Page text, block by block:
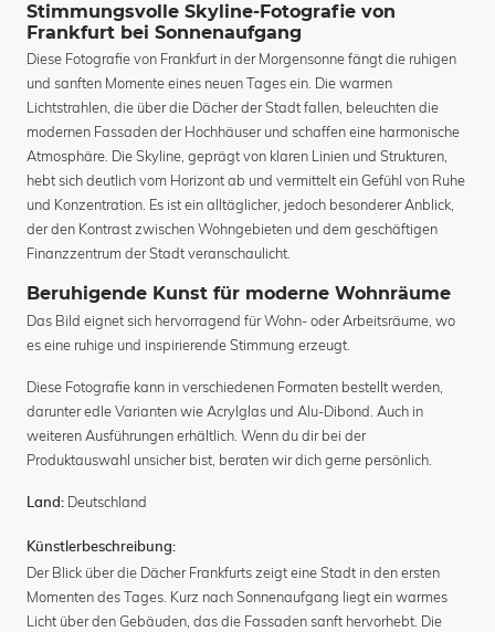
Stimmungsvolle Skyline-Fotografie von
Frankfurt bei Sonnenaufgang
Diese Fotografie von Frankfurt in der Morgensonne fängt die ruhigen
und sanften Momente eines neuen Tages ein. Die warmen
Lichtstrahlen, die über die Dächer der Stadt fallen, beleuchten die
modernen Fassaden der Hochhäuser und schaffen eine harmonische
Atmosphäre. Die Skyline, geprägt von klaren Linien und Strukturen,
hebt sich deutlich vom Horizont ab und vermittelt ein Gefühl von Ruhe
und Konzentration. Es ist ein alltäglicher, jedoch besonderer Anblick,
der den Kontrast zwischen Wohngebieten und dem geschäftigen
Finanzzentrum der Stadt veranschaulicht.
Beruhigende Kunst für moderne Wohnräume
Das Bild eignet sich hervorragend für Wohn- oder Arbeitsräume, wo
es eine ruhige und inspirierende Stimmung erzeugt.
Diese Fotografie kann in verschiedenen Formaten bestellt werden,
darunter edle Varianten wie Acrylglas und Alu-Dibond. Auch in
weiteren Ausführungen erhältlich. Wenn du dir bei der
Produktauswahl unsicher bist, beraten wir dich gerne persönlich.
Land: Deutschland
Künstlerbeschreibung:
Der Blick über die Dächer Frankfurts zeigt eine Stadt in den ersten
Momenten des Tages. Kurz nach Sonnenaufgang liegt ein warmes
Licht über den Gebäuden, das die Fassaden sanft hervorhebt. Die